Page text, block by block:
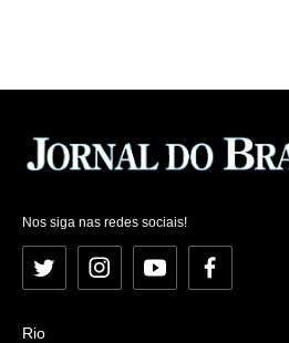
Nos siga nas redes sociais!
Twitter InstagramYouTubeFacebook
Rio